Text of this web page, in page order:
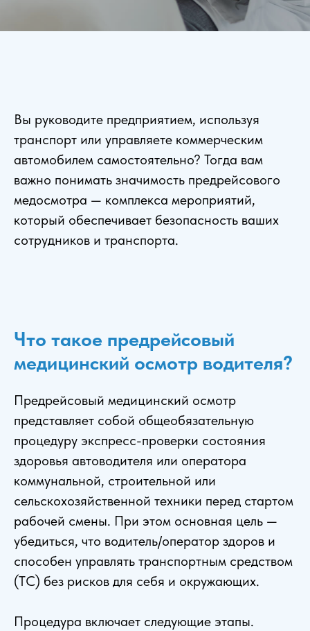
Вы руководите предприятием, используя
транспорт или управляете коммерческим
автомобилем самостоятельно? Тогда вам
важно понимать значимость предрейсового
медосмотра — комплекса мероприятий,
который обеспечивает безопасность ваших
сотрудников и транспорта.
Что такое предрейсовый
медицинский осмотр водителя?
Предрейсовый медицинский осмотр
представляет собой общеобязательную
процедуру экспресс-проверки состояния
здоровья автоводителя или оператора
коммунальной, строительной или
сельскохозяйственной техники перед стартом
рабочей смены. При этом основная цель —
убедиться, что водитель/оператор здоров и
способен управлять транспортным средством
(ТС) без рисков для себя и окружающих.
Процедура включает следующие этапы.